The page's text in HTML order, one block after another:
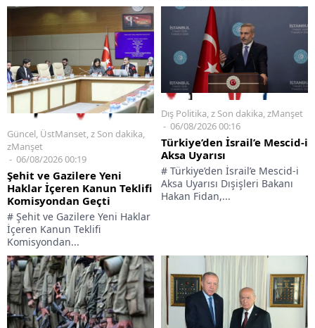
Güncel ÜstManset z Son dakika
zManşet
06/08/2026 00:19
Şehit ve Gazilere Yeni
Haklar İçeren Kanun Teklifi
Komisyondan Geçti
# Şehit ve Gazilere Yeni Haklar
İçeren Kanun Teklifi
Komisyondan...
Dış Politika,z Son dakika,zManşet
06/08/2026 00:16
Türkiye’den İsrail’e Mescid-i
Aksa Uyarısı
# Türkiye’den İsrail’e Mescid-i
Aksa Uyarısı Dışişleri Bakanı
Hakan Fidan,...